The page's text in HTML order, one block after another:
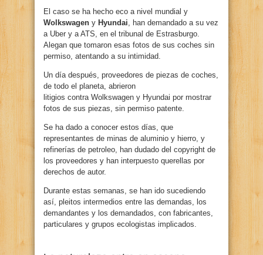
El caso se ha hecho eco a nivel mundial y
Wolkswagen y Hyundai , han demandado a su vez
a Uber y a ATS, en el tribunal de Estrasburgo.
Alegan que tomaron esas fotos de sus coches sin
permiso, atentando a su intimidad.
Un día después, proveedores de piezas de coches,
de todo el planeta, abrieron
litigios contra Wolkswagen y Hyundai por mostrar
fotos de sus piezas, sin permiso patente.
Se ha dado a conocer estos días, que
representantes de minas de aluminio y hierro, y
refinerías de petroleo, han dudado del copyright de
los proveedores y han interpuesto querellas por
derechos de autor.
Durante estas semanas, se han ido sucediendo
así, pleitos intermedios entre las demandas, los
demandantes y los demandados, con fabricantes,
particulares y grupos ecologistas implicados.